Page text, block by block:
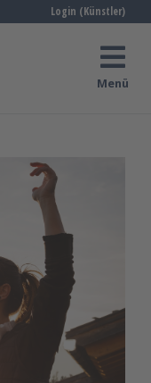
Login (Künstler)
Menü